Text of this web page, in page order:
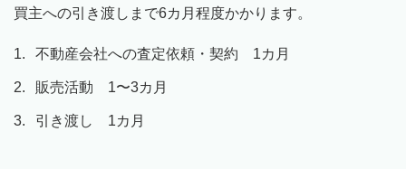
買主への引き渡しまで6カ月程度かかります。
不動産会社への査定依頼・契約 1カ月
販売活動 1〜3カ月
引き渡し 1カ月